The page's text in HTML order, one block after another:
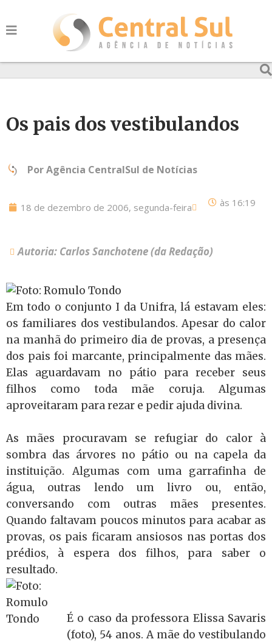
Os pais dos vestibulandos
PorAgência CentralSul de Notícias
18 de dezembro de 2006, segunda-feira às 16:19
Autoria: Carlos Sanchotene (da Redação)
Em todo o conjunto I da Unifra, lá estavam eles:
os familiares dos vestibulandos. Apesar do calor
na manhã do primeiro dia de provas, a presença
dos pais foi marcante, principalmente das mães.
Elas aguardavam no pátio para receber seus
filhos como toda mãe coruja. Algumas
aproveitaram para rezar e pedir ajuda divina.
As mães procuravam se refugiar do calor à
sombra das árvores no pátio ou na capela da
instituição. Algumas com uma garrafinha de
água, outras lendo um livro ou, então,
conversando com outras mães presentes.
Quando faltavam poucos minutos para acabar as
provas, os pais ficaram ansiosos nas portas dos
prédios, à espera dos filhos, para saber o
resultado.
É o caso da professora Elissa Savaris
(foto), 54 anos. A mãe do vestibulando